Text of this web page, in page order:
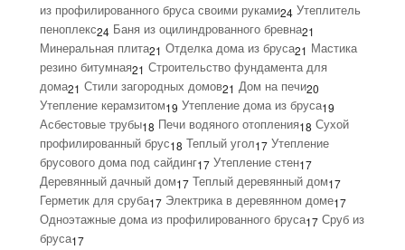
из профилированного бруса своими руками24 Утеплитель
пеноплекс24 Баня из оцилиндрованного бревна21
Минеральная плита21 Отделка дома из бруса21 Мастика
резино битумная21 Строительство фундамента для
дома21 Стили загородных домов21 Дом на печи20
Утепление керамзитом19 Утепление дома из бруса19
Асбестовые трубы18 Печи водяного отопления18 Сухой
профилированный брус18 Теплый угол17 Утепление
брусового дома под сайдинг17 Утепление стен17
Деревянный дачный дом17 Теплый деревянный дом17
Герметик для сруба17 Электрика в деревянном доме17
Одноэтажные дома из профилированного бруса17 Сруб из
бруса17